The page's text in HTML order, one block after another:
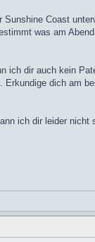
Coast
was am
ich dir auch kein
dich am
ich dir leider nicht